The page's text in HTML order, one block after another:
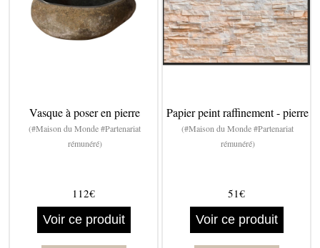
Vasque à poser en pierre
(#Maison du Monde #Partenariat
rémunéré)
112€
Voir ce produit
Papier peint raffinement - pierre
(#Maison du Monde #Partenariat
rémunéré)
51€
Voir ce produit